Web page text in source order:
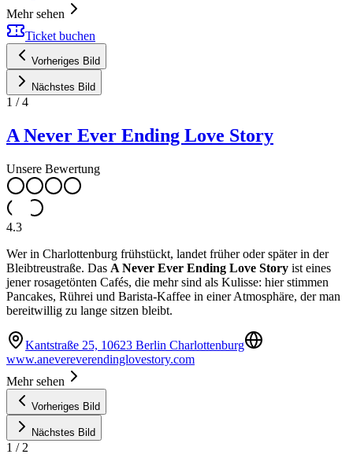
Mehr sehen
Ticket buchen
Vorheriges Bild
Nächstes Bild
1 /4
A Never Ever Ending Love Story
Unsere Bewertung
4.3
Wer in Charlottenburg frühstückt, landet früher oder später in der
Bleibtreustraße. Das A Never Ever Ending Love Story ist eines
jener rosagetönten Cafés, die mehr sind als Kulisse: hier stimmen
Pancakes, Rührei und Barista-Kaffee in einer Atmosphäre, der man
bereitwillig zu lange sitzen bleibt.
Kantstraße 25, 10623 Berlin Charlottenburg
www.anevereverendinglovestory.com
Mehr sehen
Vorheriges Bild
Nächstes Bild
1 / 2